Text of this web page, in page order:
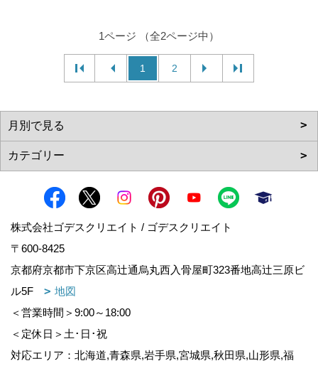
1ページ （全2ページ中）
1 2
株式会社ゴデスクリエイト / ゴデスクリエイト
〒600-8425
京都府京都市下京区高辻通烏丸西入骨屋町323番地高辻三原ビ
ル5F
地図
＜営業時間＞9:00～18:00
＜定休日＞土･日･祝
対応エリア：北海道,青森県,岩手県,宮城県,秋田県,山形県,福